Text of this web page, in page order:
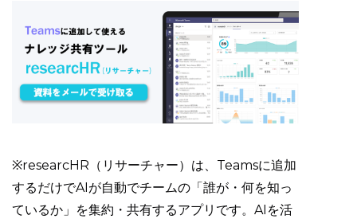
※researcHR（リサーチャー）は、Teamsに追加
するだけでAIが自動でチームの「誰が・何を知っ
ているか」を集約・共有するアプリです。AIを活